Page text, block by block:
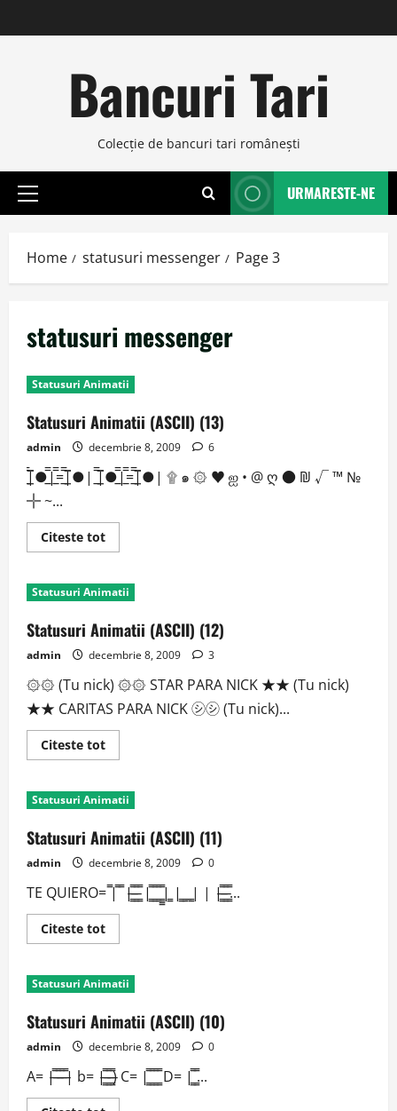
to
Bancuri Tari
Colecţie de bancuri tari româneşti
Primary
URMARESTE-NE
Home statusuri messenger Page 3
statusuri messenger
Statusuri Animatii
Statusuri Animatii (ASCII) (13)
admin decembrie 8, 2009 6
|̲̅̅●̲̅̅|̲̅̅=̲̅̅|̲̅̅●̲̅̅| |̲̅̅●̲̅̅|̲̅̅=̲̅̅|̲̅̅●̲̅̅| ۩ ๑ ۞ ♥ ஐ • @ ღ ● ₪ √ ™ №
╬ ~...
Citeste totRead
more
Animatii
(ASCII)
Statusuri Animatii
Statusuri Animatii (ASCII) (12)
admin decembrie 8, 2009 3
۞۞ (Tu nick) ۞۞ STAR PARA NICK ★★ (Tu nick)
★★ CARITAS PARA NICK ㋛㋛ (Tu nick)...
Citeste totRead
more
Animatii
(ASCII)
Statusuri Animatii
Statusuri Animatii (ASCII) (11)
admin decembrie 8, 2009 0
TE QUIERO= ̿|̿ ̿ |̶͇̿ ̶͇̿ ͇̿ |͇̿ ͇̿ ͇̿ ͇͇̿|͇ |͇ ͇_͇| | |̶͇̿ ̶͇̿ ͇̿...
Citeste totRead
more
Animatii
(ASCII)
Statusuri Animatii
Statusuri Animatii (ASCII) (10)
admin decembrie 8, 2009 0
A= |̶̿ ̶̿ ̶̿ ̶̿| b= |̶͇̿ ̶͇̿ ̶͇̿) C= |͇̿ ͇̿ ͇̿ ͇̿ D= |͇̿ ͇̿...